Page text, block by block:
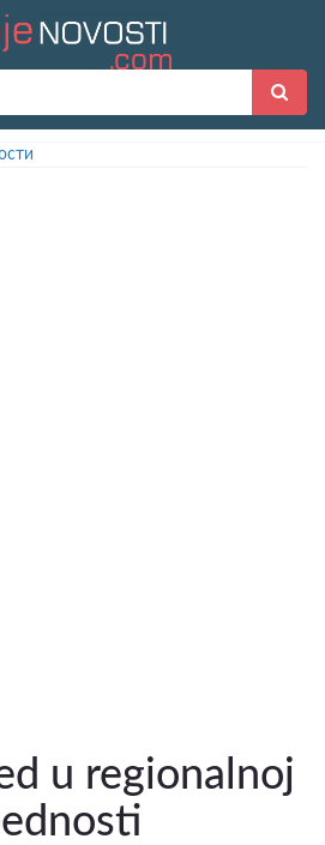
u regionalnoj